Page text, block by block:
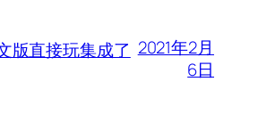
版直接玩集成了 2021年2月
6日